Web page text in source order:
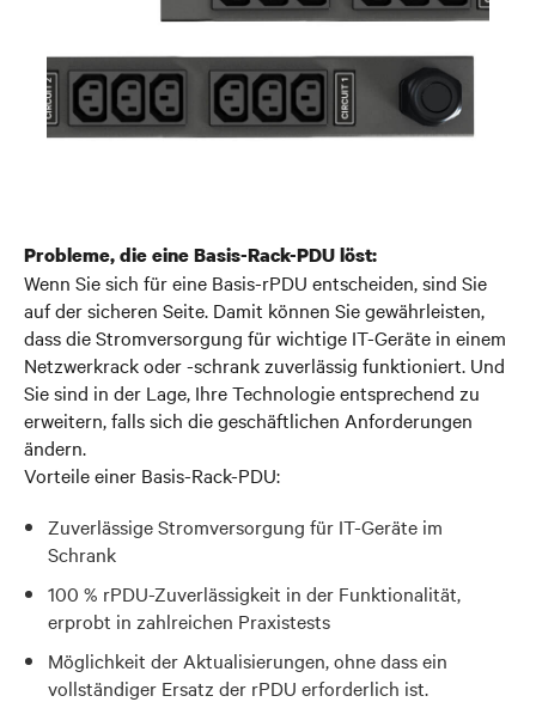
Probleme, die eine Basis-Rack-PDU löst:
Wenn Sie sich für eine Basis-rPDU entscheiden, sind Sie
auf der sicheren Seite. Damit können Sie gewährleisten,
dass die Stromversorgung für wichtige IT-Geräte in einem
Netzwerkrack oder -schrank zuverlässig funktioniert. Und
Sie sind in der Lage, Ihre Technologie entsprechend zu
erweitern, falls sich die geschäftlichen Anforderungen
ändern.
Vorteile einer Basis-Rack-PDU:
Zuverlässige Stromversorgung für IT-Geräte im
Schrank
100 % rPDU-Zuverlässigkeit in der Funktionalität,
erprobt in zahlreichen Praxistests
Möglichkeit der Aktualisierungen, ohne dass ein
vollständiger Ersatz der rPDU erforderlich ist.